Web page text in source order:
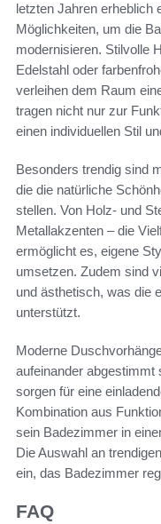
letzten Jahren erheblich
Möglichkeiten, um die
modernisieren. Stilvolle
Edelstahl oder
verleihen dem Raum
tragen nicht nur zur
einen individuellen Stil
Besonders trendig sind
die die natürliche
stellen. Von Holz- und
Metallakzenten – die
ermöglicht es, eigene
umsetzen. Zudem sind
und ästhetisch, was die
unterstützt.
Moderne
aufeinander abgestimmt
sorgen für eine
Kombination aus
sein Badezimmer in
Die Auswahl an
ein, das Badezimmer
FAQ